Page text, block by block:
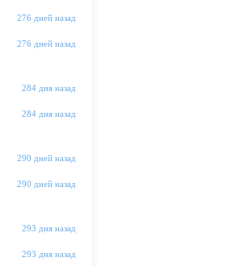
276 дней назад
276 дней назад
284 дня назад
284 дня назад
290 дней назад
290 дней назад
293 дня назад
293 дня назад